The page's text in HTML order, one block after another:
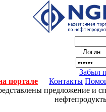
Забыл
портале
Контакты
предложение и